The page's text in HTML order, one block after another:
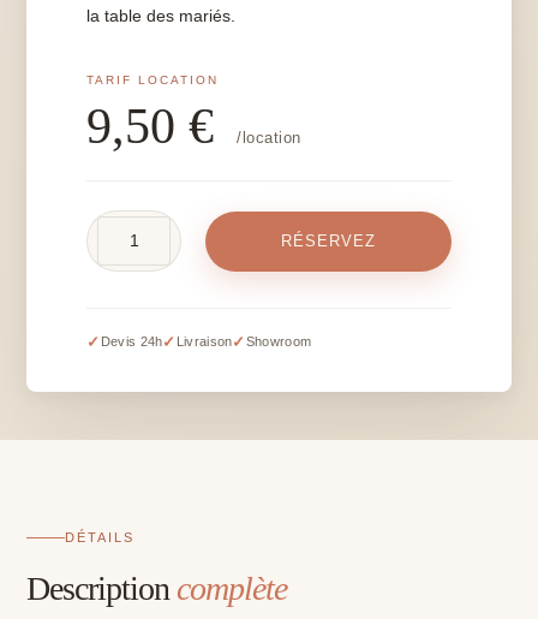
la table des mariés.
9,50€ /location
&
blanc
-
30
RÉSERVEZ
✓ Devis 24h✓ Livraison✓ Showroom
DÉTAILS
Description complète